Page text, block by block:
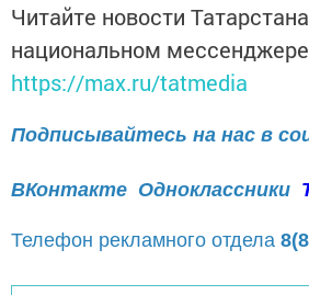
Читайте новости
национальном
https://max.ru/tatmedia
Подписывайтесь на нас в
ВКонтакте Одноклассники
Телефон рекламного отдела